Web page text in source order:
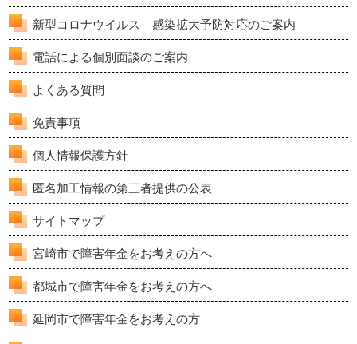
新型コロナウイルス 感染拡大予防対応のご案内
電話による個別面談のご案内
よくある質問
免責事項
個人情報保護方針
匿名加工情報の第三者提供の公表
サイトマップ
宮崎市で障害年金をお考えの方へ
都城市で障害年金をお考えの方へ
延岡市で障害年金をお考えの方